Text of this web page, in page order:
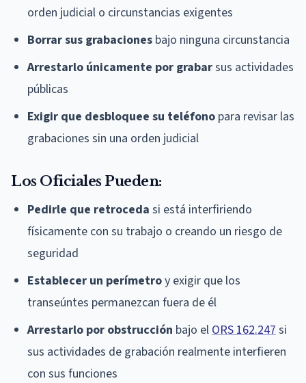
orden judicial o circunstancias exigentes
Borrar sus grabaciones bajo ninguna circunstancia
Arrestarlo únicamente por grabarsus actividades
públicas
Exigir que desbloquee su teléfono para revisar las
grabaciones sin una orden judicial
Los Oficiales Pueden:
Pedirle que retroceda si está interfiriendo
físicamente con su trabajo o creando un riesgo de
seguridad
Establecer un perímetroy exigir que los
transeúntes permanezcan fuera de él
Arrestarlo por obstrucción bajo el ORS 162.247 si
sus actividades de grabación realmente interfieren
con sus funciones